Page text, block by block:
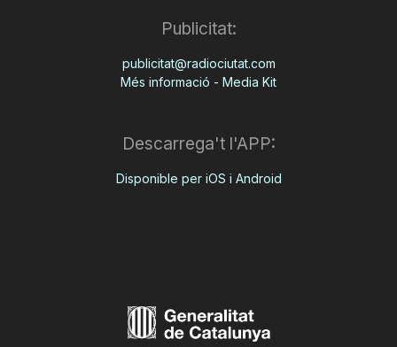
Publicitat:
publicitat@radiociutat.com
Més informació - Media Kit
Descarrega't l'APP:
Disponible per iOS i Android